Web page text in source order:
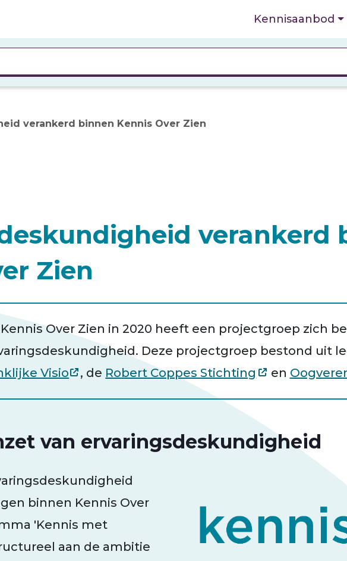
Kennisaanbod
verankerd binnen Kennis Over Zien
verankerd
Zien
Over Zien in 2020 heeft een projectgroep zich
Deze projectgroep bestond uit
Visio , de Robert Coppes Stichting en
van ervaringsdeskundigheid
binnen Kennis Over
'Kennis met
aan de ambitie